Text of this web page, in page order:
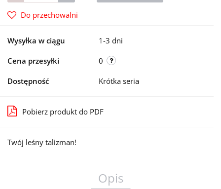
Do przechowalni
Wysyłka w ciągu 1-3 dni
Cena przesyłki 0
Dostępność Krótka seria
Pobierz produkt do PDF
Twój leśny talizman!
Opis